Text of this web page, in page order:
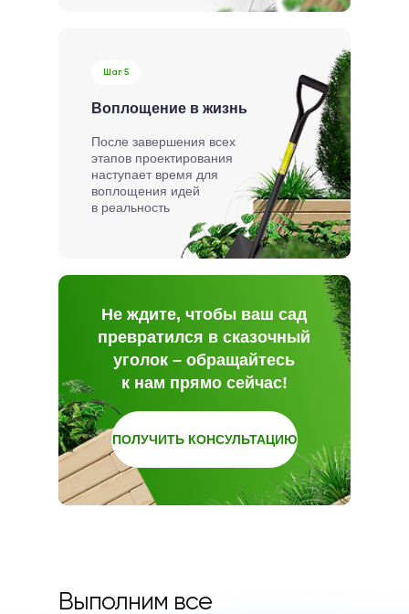
Шаг 5
Воплощение в жизнь
После завершения всех
этапов проектирования
наступает время для
воплощения идей
в реальность
Не ждите, чтобы ваш сад
превратился в сказочный
уголок – обращайтесь
к нам прямо сейчас!
ПОЛУЧИТЬ КОНСУЛЬТАЦИЮ
Выполним все